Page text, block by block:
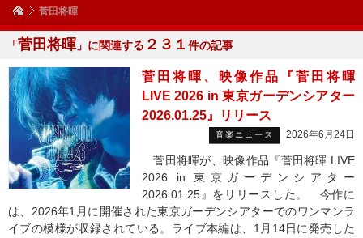
菅田将暉
「菅田将暉 」に関連する ２３１ 件の記事
菅田将暉、映像作品『菅田将暉
LIVE 2026 in 東京ガーデンシアター
2026.01.25』リリース
音楽ニュース 2026年6月24日
菅田将暉が、映像作品『菅田将暉 LIVE
2026 in 東京ガーデンシアター
2026.01.25』をリリースした。 今作に
は、2026年1月に開催された東京ガーデンシアターでのワンマンラ
イブの模様が収録されている。ライブ本編は、1月14日に発売した